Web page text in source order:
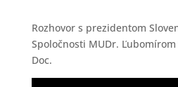
Rozhovor s prezidentom
Spoločnosti MUDr.
Doc.